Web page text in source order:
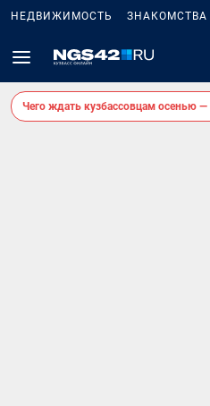
НЕДВИЖИМОСТЬ ЗНАКОМСТВА
Чего ждать кузбассовцам осенью —